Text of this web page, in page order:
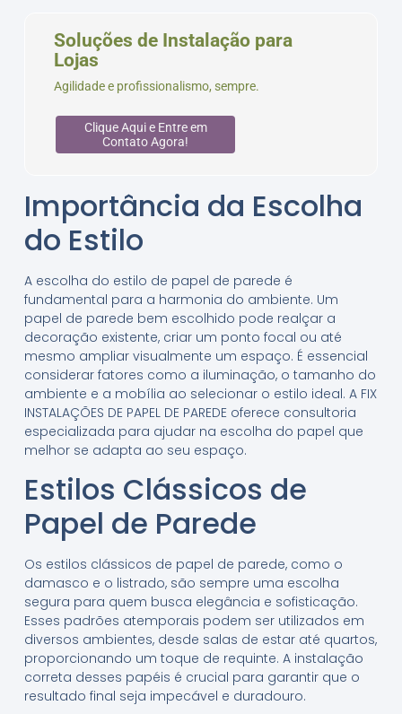
Soluções de Instalação para
Lojas
Agilidade e profissionalismo, sempre.
Clique Aqui e Entre em
Contato Agora!
Importância da Escolha
do Estilo
A escolha do estilo de papel de parede é
fundamental para a harmonia do ambiente. Um
papel de parede bem escolhido pode realçar a
decoração existente, criar um ponto focal ou até
mesmo ampliar visualmente um espaço. É essencial
considerar fatores como a iluminação, o tamanho do
ambiente e a mobília ao selecionar o estilo ideal. A FIX
INSTALAÇÕES DE PAPEL DE PAREDE oferece consultoria
especializada para ajudar na escolha do papel que
melhor se adapta ao seu espaço.
Estilos Clássicos de
Papel de Parede
Os estilos clássicos de papel de parede, como o
damasco e o listrado, são sempre uma escolha
segura para quem busca elegância e sofisticação.
Esses padrões atemporais podem ser utilizados em
diversos ambientes, desde salas de estar até quartos,
proporcionando um toque de requinte. A instalação
correta desses papéis é crucial para garantir que o
resultado final seja impecável e duradouro.